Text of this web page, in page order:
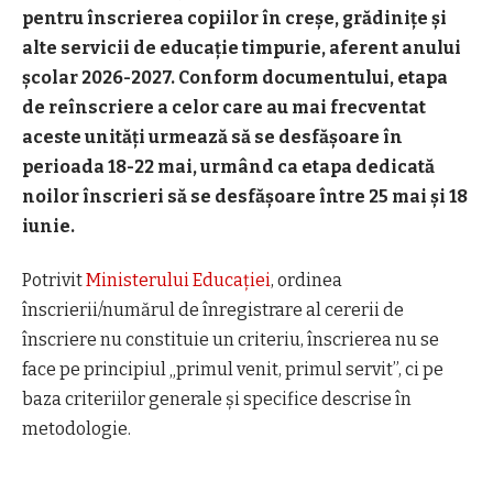
pentru înscrierea copiilor în creșe, grădinițe și
alte servicii de educație timpurie, aferent anului
școlar 2026-2027. Conform documentului, etapa
de reînscriere a celor care au mai frecventat
aceste unități urmează să se desfășoare în
perioada 18-22 mai, urmând ca etapa dedicată
noilor înscrieri să se desfășoare între 25 mai și 18
iunie.
PotrivitMinisterului Educației, ordinea
înscrierii/numărul de înregistrare al cererii de
înscriere nu constituie un criteriu, înscrierea nu se
face pe principiul „primul venit, primul servit”, ci pe
baza criteriilor generale și specifice descrise în
metodologie.